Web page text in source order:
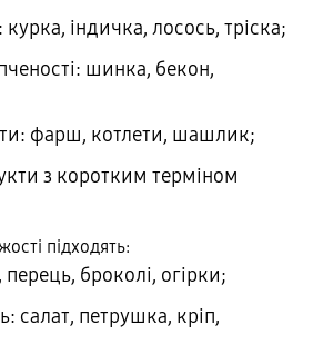
індичка, лосось, тріска;
шинка, бекон,
фарш, котлети, шашлик;
з коротким терміном
підходять:
броколі, огірки;
салат, петрушка, кріп,